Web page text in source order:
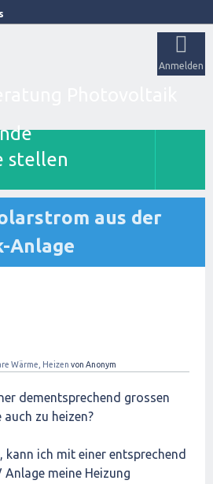
Anmelden
stellen
aus der
Anlage
Wärme, Heizen von Anonym
dementsprechend grossen
zu heizen?
kann ich mit einer entsprechend
meine Heizung